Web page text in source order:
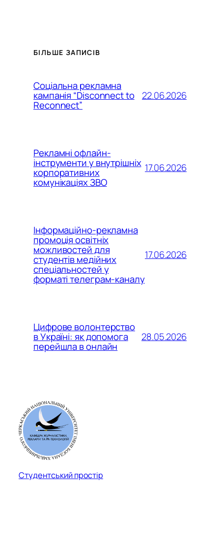
БІЛЬШЕ ЗАПИСІВ
Соціальна рекламна
кампанія “Disconnect to
Reconnect”
22.06.2026
Рекламні офлайн-
інструменти у внутрішніх
корпоративних
комунікаціях ЗВО
17.06.2026
Інформаційно-рекламна
промоція освітніх
можливостей для
студентів медійних
спеціальностей у
форматі телеграм-каналу
17.06.2026
Цифрове волонтерство
в Україні: як допомога
перейшла в онлайн
28.05.2026
Студентський простір